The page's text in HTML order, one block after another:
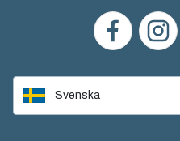
Svenska